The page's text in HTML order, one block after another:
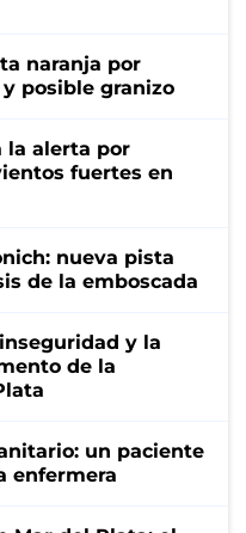
naranja por
posible granizo
la alerta por
fuertes en
nueva pista
de la emboscada
y la
de la
un paciente
enfermera